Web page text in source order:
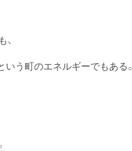
う町のエネルギーでもある。